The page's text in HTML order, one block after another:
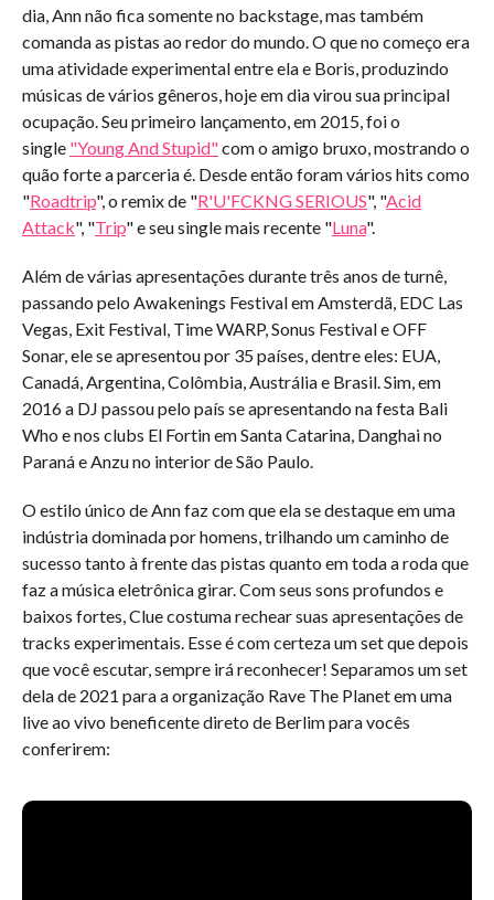
dia, Ann não fica somente no backstage, mas também
comanda as pistas ao redor do mundo. O que no começo era
uma atividade experimental entre ela e Boris, produzindo
músicas de vários gêneros, hoje em dia virou sua principal
ocupação. Seu primeiro lançamento, em 2015, foi o
single "Young And Stupid"com o amigo bruxo, mostrando o
quão forte a parceria é. Desde então foram vários hits como
"Roadtrip", o remix de "R'U'FCKNG SERIOUS", "Acid
Attack", "Trip" e seu single mais recente "Luna".
Além de várias apresentações durante três anos de turnê,
passando pelo Awakenings Festival em Amsterdã, EDC Las
Vegas, Exit Festival, Time WARP, Sonus Festival e OFF
Sonar, ele se apresentou por 35 países, dentre eles: EUA,
Canadá, Argentina, Colômbia, Austrália e Brasil. Sim, em
2016 a DJ passou pelo país se apresentando na festa Bali
Who e nos clubs El Fortin em Santa Catarina, Danghai no
Paraná e Anzu no interior de São Paulo.
O estilo único de Ann faz com que ela se destaque em uma
indústria dominada por homens, trilhando um caminho de
sucesso tanto à frente das pistas quanto em toda a roda que
faz a música eletrônica girar. Com seus sons profundos e
baixos fortes, Clue costuma rechear suas apresentações de
tracks experimentais. Esse é com certeza um set que depois
que você escutar, sempre irá reconhecer! Separamos um set
dela de 2021 para a organização Rave The Planet em uma
live ao vivo beneficente direto de Berlim para vocês
conferirem: